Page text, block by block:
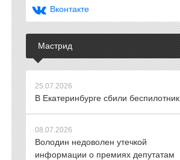
Вконтакте
Мастрид
25.07.2026
В Екатеринбурге сбили беспилотник
08.07.2026
Володин недоволен утечкой
информации о премиях депутатам